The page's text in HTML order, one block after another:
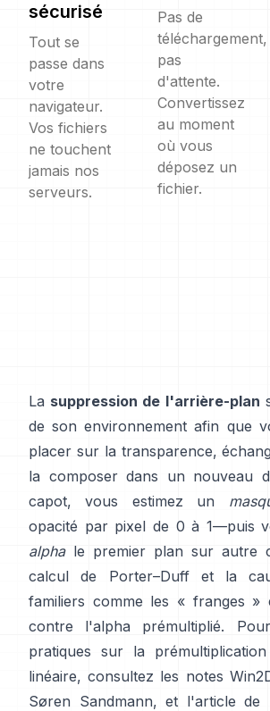
sécurisé
Tout se
passe dans
votre
navigateur.
Vos fichiers
ne touchent
jamais nos
serveurs.
Pas de
téléchargement,
pas
d'attente.
Convertissez
au moment
où vous
déposez un
fichier.
La suppression de l'arrière-plan
de son environnement afin que
placer sur la transparence,
la composer dans un nouveau
capot, vous estimez un
opacité par pixel de 0 à 1—puis
alphale premier plan sur autre
calcul de Porter–Duffet la
familiers comme les « franges »
contre l'alpha prémultiplié.
pratiques sur la
linéaire, consultez les notes
Søren Sandmann, et l'article de